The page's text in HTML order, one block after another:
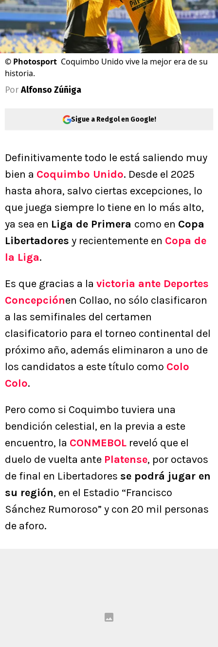
© Photosport Coquimbo Unido vive la mejor era de su
historia.
Por Alfonso Zúñiga
Sigue a Redgol en Google!
Definitivamente todo le está saliendo muy
bien a Coquimbo Unido. Desde el 2025
hasta ahora, salvo ciertas excepciones, lo
que juega siempre lo tiene en lo más alto,
ya sea en Liga de Primera como en Copa
Libertadores y recientemente en Copa de
la Liga.
Es que gracias a la victoria ante Deportes
Concepciónen Collao, no sólo clasificaron
a las semifinales del certamen
clasificatorio para el torneo continental del
próximo año, además eliminaron a uno de
los candidatos a este título como Colo
Colo.
Pero como si Coquimbo tuviera una
bendición celestial, en la previa a este
encuentro, la CONMEBOL reveló que el
duelo de vuelta ante Platense, por octavos
de final en Libertadores se podrá jugar en
su región, en el Estadio “Francisco
Sánchez Rumoroso” y con 20 mil personas
de aforo.